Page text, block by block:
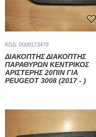
ΚΩΔ. 0000173478
ΔΙΑΚΟΠΤΗΣ ΔΙΑΚΟΠΤΗΣ
ΠΑΡΑΘΥΡΩΝ ΚΕΝΤΡΙΚΟΣ
ΑΡΙΣΤΕΡΗΣ 20ΠΙΝ ΓΙΑ
PEUGEOT 3008 (2017 - )